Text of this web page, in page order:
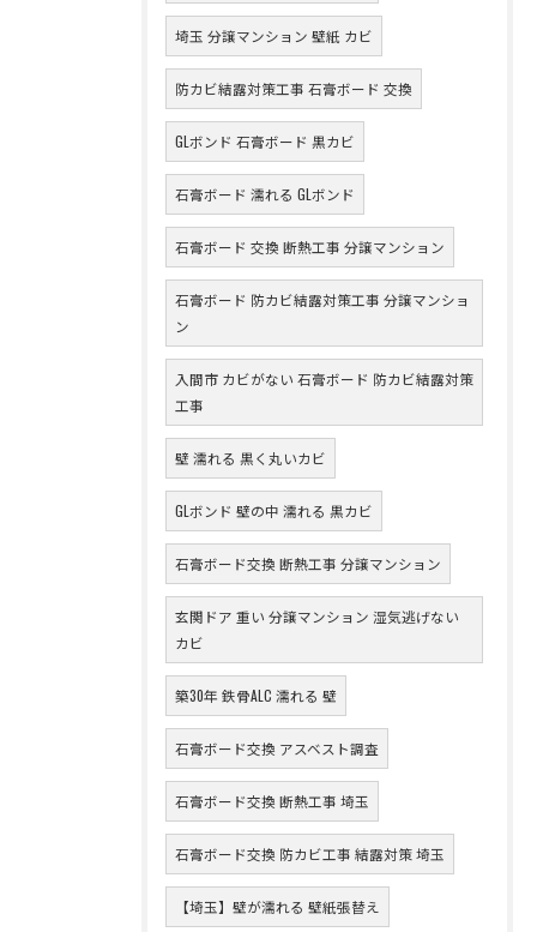
埼玉 分譲マンション 壁紙 カビ
防カビ結露対策工事 石膏ボード 交換
GLボンド 石膏ボード 黒カビ
石膏ボード 濡れる GLボンド
石膏ボード 交換 断熱工事 分譲マンション
石膏ボード 防カビ結露対策工事 分譲マンショ
ン
入間市 カビがない 石膏ボード 防カビ結露対策
工事
壁 濡れる 黒く丸いカビ
GLボンド 壁の中 濡れる 黒カビ
石膏ボード交換 断熱工事 分譲マンション
玄関ドア 重い 分譲マンション 湿気逃げない
カビ
築30年 鉄骨ALC 濡れる 壁
石膏ボード交換 アスベスト調査
石膏ボード交換 断熱工事 埼玉
石膏ボード交換 防カビ工事 結露対策 埼玉
【埼玉】壁が濡れる 壁紙張替え